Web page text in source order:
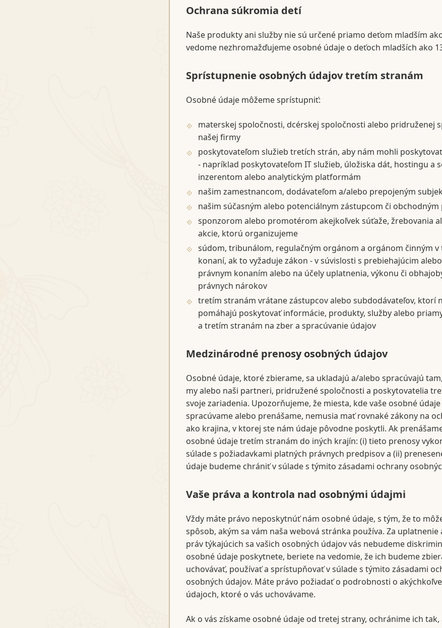
Ochrana súkromia detí
Naše produkty ani služby nie sú určené priamo deťom mladším
vedome nezhromažďujeme osobné údaje o deťoch mladších ako
Sprístupnenie osobných údajov tretím stranám
Osobné údaje môžeme sprístupniť:
materskej spoločnosti, dcérskej spoločnosti alebo pridruženej
našej firmy
poskytovateľom služieb tretích strán, aby nám mohli
- napríklad poskytovateľom IT služieb, úložiska dát, hostingu a
inzerentom alebo analytickým platformám
našim zamestnancom, dodávateľom a/alebo prepojeným
našim súčasným alebo potenciálnym zástupcom či
sponzorom alebo promotérom akejkoľvek súťaže, žrebovania
akcie, ktorú organizujeme
súdom, tribunálom, regulačným orgánom a orgánom činným
konaní, ak to vyžaduje zákon - v súvislosti s prebiehajúcim
právnym konaním alebo na účely uplatnenia, výkonu či
právnych nárokov
tretím stranám vrátane zástupcov alebo subdodávateľov, ktorí
pomáhajú poskytovať informácie, produkty, služby alebo
a tretím stranám na zber a spracúvanie údajov
Medzinárodné prenosy osobných údajov
Osobné údaje, ktoré zbierame, sa ukladajú a/alebo spracúvajú
my alebo naši partneri, pridružené spoločnosti a poskytovatelia
svoje zariadenia. Upozorňujeme, že miesta, kde vaše osobné
spracúvame alebo prenášame, nemusia mať rovnaké zákony na
ako krajina, v ktorej ste nám údaje pôvodne poskytli. Ak
osobné údaje tretím stranám do iných krajín: (i) tieto prenosy
súlade s požiadavkami platných právnych predpisov a (ii)
údaje budeme chrániť v súlade s týmito zásadami ochrany
Vaše práva a kontrola nad osobnými údajmi
Vždy máte právo neposkytnúť nám osobné údaje, s tým, že to
spôsob, akým sa vám naša webová stránka používa. Za uplatnenie
práv týkajúcich sa vašich osobných údajov vás nebudeme
osobné údaje poskytnete, beriete na vedomie, že ich budeme
uchovávať, používať a sprístupňovať v súlade s týmito zásadami
osobných údajov. Máte právo požiadať o podrobnosti o
údajoch, ktoré o vás uchovávame.
Ak o vás získame osobné údaje od tretej strany, ochránime ich tak,